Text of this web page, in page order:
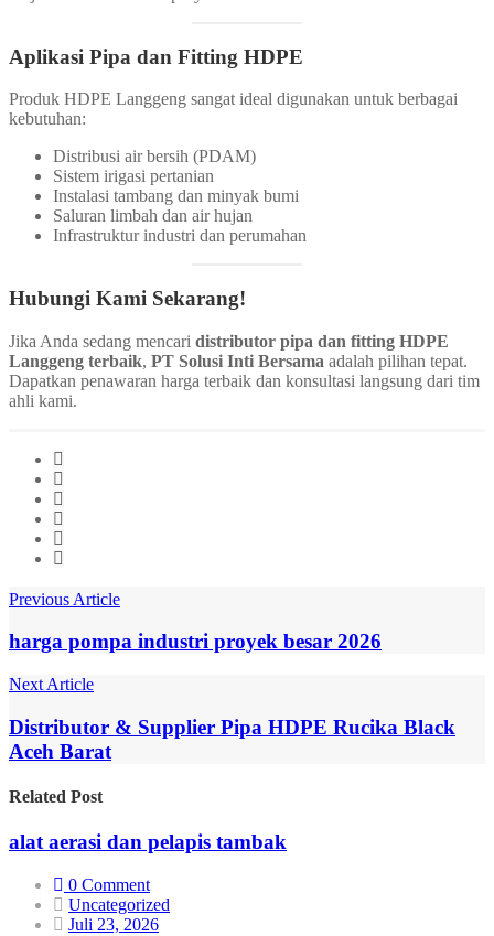
Aplikasi Pipa dan Fitting HDPE
Produk HDPE Langgeng sangat ideal digunakan untuk berbagai
kebutuhan:
Distribusi air bersih (PDAM)
Sistem irigasi pertanian
Instalasi tambang dan minyak bumi
Saluran limbah dan air hujan
Infrastruktur industri dan perumahan
Hubungi Kami Sekarang!
Jika Anda sedang mencari distributor pipa dan fitting HDPE
Langgeng terbaik, PT Solusi Inti Bersama adalah pilihan tepat.
Dapatkan penawaran harga terbaik dan konsultasi langsung dari tim
ahli kami.
Previous Article
harga pompa industri proyek besar 2026
Next Article
Distributor & Supplier Pipa HDPE Rucika Black
Aceh Barat
Related Post
alat aerasi dan pelapis tambak
0 Comment
Uncategorized
Juli 23, 2026